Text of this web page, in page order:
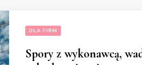
DLA FIRM
Spory z wykonawcą,